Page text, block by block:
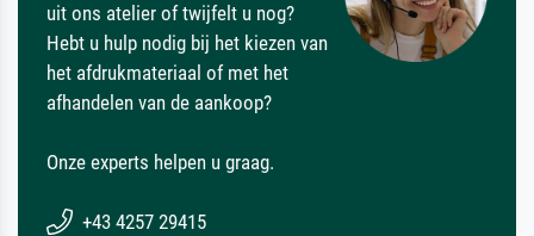
uit ons atelier of twijfelt u nog?
Hebt u hulp nodig bij het kiezen van
het afdrukmateriaal of met het
afhandelen van de aankoop?
Onze experts helpen u graag.
+43 4257 29415